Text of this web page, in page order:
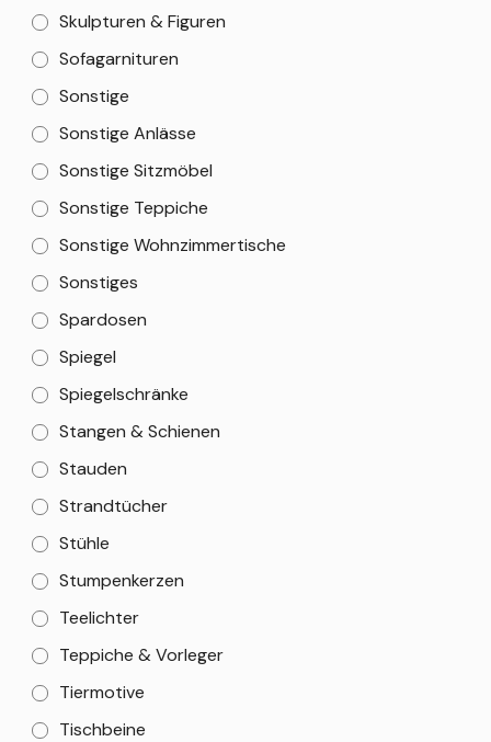
Skulpturen & Figuren
Sofagarnituren
Sonstige
Sonstige Anlässe
Sonstige Sitzmöbel
Sonstige Teppiche
Sonstige Wohnzimmertische
Sonstiges
Spardosen
Spiegel
Spiegelschränke
Stangen & Schienen
Stauden
Strandtücher
Stühle
Stumpenkerzen
Teelichter
Teppiche & Vorleger
Tiermotive
Tischbeine